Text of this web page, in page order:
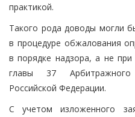
практикой.
Такого рода доводы могли
в процедуре обжалования
в порядке надзора, а не
главы 37 Арбитражного
Российской Федерации.
С учетом изложенного